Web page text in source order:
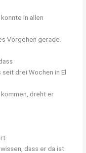
in allen
Vorgehen gerade.
drei Wochen in El
dreht er
dass er da ist.